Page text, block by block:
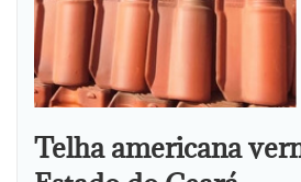
Telha americana